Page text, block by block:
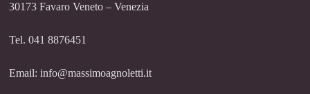
30173 Favaro Veneto – Venezia
Tel. 041 8876451
Email: info@massimoagnoletti.it